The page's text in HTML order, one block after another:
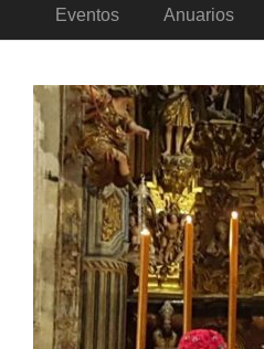
Eventos Anuarios